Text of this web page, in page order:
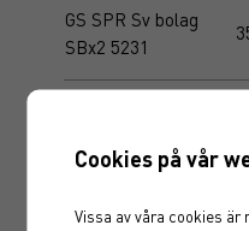
GS SPR Sv bolag
SBx2 5231
MS AIO Sverige
Cookies på vår
Vissa av våra cookies är